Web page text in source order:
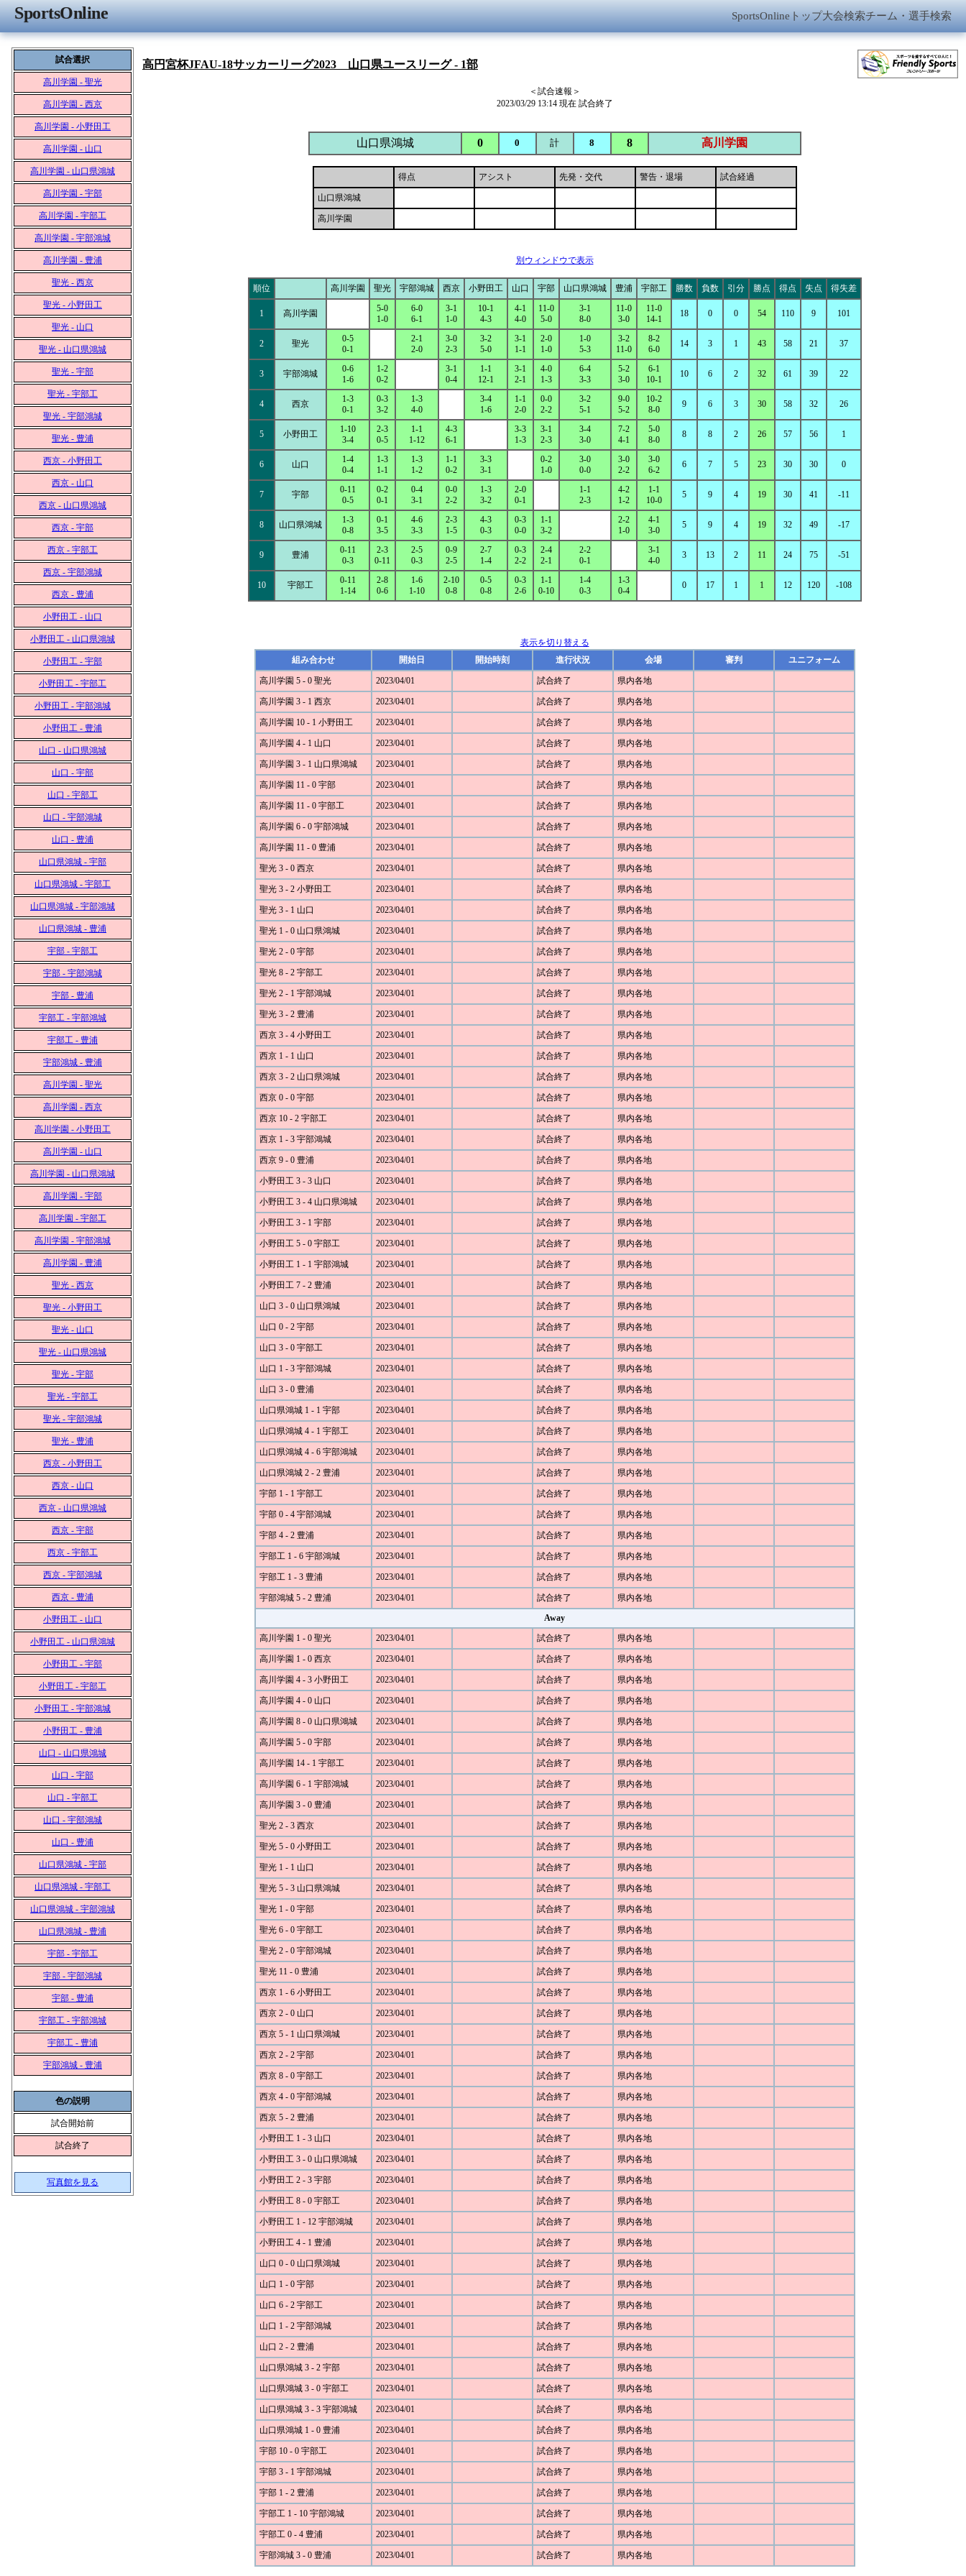
SportsOnline SportsOnlineトップ大会検索チーム・選手検索
試合選択
高川学園 - 聖光
高川学園 - 西京
高川学園 - 小野田工
高川学園 - 山口
高川学園 - 山口県鴻城
高川学園 - 宇部
高川学園 - 宇部工
高川学園 - 宇部鴻城
高川学園 - 豊浦
聖光 - 西京
聖光 - 小野田工
聖光 - 山口
聖光 - 山口県鴻城
聖光 - 宇部
聖光 - 宇部工
聖光 - 宇部鴻城
聖光 - 豊浦
西京 - 小野田工
西京 - 山口
西京 - 山口県鴻城
西京 - 宇部
西京 - 宇部工
西京 - 宇部鴻城
西京 - 豊浦
小野田工 - 山口
小野田工 - 山口県鴻城
小野田工 - 宇部
小野田工 - 宇部工
小野田工 - 宇部鴻城
小野田工 - 豊浦
山口 - 山口県鴻城
山口 - 宇部
山口 - 宇部工
山口 - 宇部鴻城
山口 - 豊浦
山口県鴻城 - 宇部
山口県鴻城 - 宇部工
山口県鴻城 - 宇部鴻城
山口県鴻城 - 豊浦
宇部 - 宇部工
宇部 - 宇部鴻城
宇部 - 豊浦
宇部工 - 宇部鴻城
宇部工 - 豊浦
宇部鴻城 - 豊浦
高川学園 - 聖光
高川学園 - 西京
高川学園 - 小野田工
高川学園 - 山口
高川学園 - 山口県鴻城
高川学園 - 宇部
高川学園 - 宇部工
高川学園 - 宇部鴻城
高川学園 - 豊浦
聖光 - 西京
聖光 - 小野田工
聖光 - 山口
聖光 - 山口県鴻城
聖光 - 宇部
聖光 - 宇部工
聖光 - 宇部鴻城
聖光 - 豊浦
西京 - 小野田工
西京 - 山口
西京 - 山口県鴻城
西京 - 宇部
西京 - 宇部工
西京 - 宇部鴻城
西京 - 豊浦
小野田工 - 山口
小野田工 - 山口県鴻城
小野田工 - 宇部
小野田工 - 宇部工
小野田工 - 宇部鴻城
小野田工 - 豊浦
山口 - 山口県鴻城
山口 - 宇部
山口 - 宇部工
山口 - 宇部鴻城
山口 - 豊浦
山口県鴻城 - 宇部
山口県鴻城 - 宇部工
山口県鴻城 - 宇部鴻城
山口県鴻城 - 豊浦
宇部 - 宇部工
宇部 - 宇部鴻城
宇部 - 豊浦
宇部工 - 宇部鴻城
宇部工 - 豊浦
宇部鴻城 - 豊浦
色の説明
試合開始前
試合終了
写真館を見る
高円宮杯JFAU-18サッカーリーグ2023 山口県ユースリーグ - 1部
＜試合速報＞
2023/03/29 13:14 現在 試合終了
山口県鴻城 0 0 計 8 8 高川学園
得点 アシスト 先発・交代 警告・退場 試合経過
山口県鴻城
高川学園
別ウィンドウで表示
順位 高川学園 聖光 宇部鴻城 西京 小野田工 山口 宇部 山口県鴻城 豊浦 宇部工 勝数 負数 引分 勝点 得点 失点 得失差
1 高川学園
5-0
1-0
6-0
6-1
3-1
1-0
10-1
4-3
4-1
4-0
11-0
5-0
3-1
8-0
11-0
3-0
11-0
14-1
18 0 0 54 110 9 101
2 聖光
0-5
0-1
2-1
2-0
3-0
2-3
3-2
5-0
3-1
1-1
2-0
1-0
1-0
5-3
3-2
11-0
8-2
6-0
14 3 1 43 58 21 37
3 宇部鴻城
0-6
1-6
1-2
0-2
3-1
0-4
1-1
12-1
3-1
2-1
4-0
1-3
6-4
3-3
5-2
3-0
6-1
10-1
10 6 2 32 61 39 22
4 西京
1-3
0-1
0-3
3-2
1-3
4-0
3-4
1-6
1-1
2-0
0-0
2-2
3-2
5-1
9-0
5-2
10-2
8-0
9 6 3 30 58 32 26
5 小野田工
1-10
3-4
2-3
0-5
1-1
1-12
4-3
6-1
3-3
1-3
3-1
2-3
3-4
3-0
7-2
4-1
5-0
8-0
8 8 2 26 57 56 1
6 山口
1-4
0-4
1-3
1-1
1-3
1-2
1-1
0-2
3-3
3-1
0-2
1-0
3-0
0-0
3-0
2-2
3-0
6-2
6 7 5 23 30 30 0
7 宇部
0-11
0-5
0-2
0-1
0-4
3-1
0-0
2-2
1-3
3-2
2-0
0-1
1-1
2-3
4-2
1-2
1-1
10-0
5 9 4 19 30 41 -11
8 山口県鴻城
1-3
0-8
0-1
3-5
4-6
3-3
2-3
1-5
4-3
0-3
0-3
0-0
1-1
3-2
2-2
1-0
4-1
3-0
5 9 4 19 32 49 -17
9 豊浦
0-11
0-3
2-3
0-11
2-5
0-3
0-9
2-5
2-7
1-4
0-3
2-2
2-4
2-1
2-2
0-1
3-1
4-0
3 13 2 11 24 75 -51
10 宇部工
0-11
1-14
2-8
0-6
1-6
1-10
2-10
0-8
0-5
0-8
0-3
2-6
1-1
0-10
1-4
0-3
1-3
0-4
0 17 1 1 12 120 -108
表示を切り替える
組み合わせ
開始日 開始時刻 進行状況 会場 審判 ユニフォーム
高川学園 5 - 0 聖光 2023/04/01 試合終了 県内各地
高川学園 3 - 1 西京 2023/04/01 試合終了 県内各地
高川学園 10 - 1 小野田工 2023/04/01 試合終了 県内各地
高川学園 4 - 1 山口 2023/04/01 試合終了 県内各地
高川学園 3 - 1 山口県鴻城 2023/04/01 試合終了 県内各地
高川学園 11 - 0 宇部 2023/04/01 試合終了 県内各地
高川学園 11 - 0 宇部工 2023/04/01 試合終了 県内各地
高川学園 6 - 0 宇部鴻城 2023/04/01 試合終了 県内各地
高川学園 11 - 0 豊浦 2023/04/01 試合終了 県内各地
聖光 3 - 0 西京 2023/04/01 試合終了 県内各地
聖光 3 - 2 小野田工 2023/04/01 試合終了 県内各地
聖光 3 - 1 山口 2023/04/01 試合終了 県内各地
聖光 1 - 0 山口県鴻城 2023/04/01 試合終了 県内各地
聖光 2 - 0 宇部 2023/04/01 試合終了 県内各地
聖光 8 - 2 宇部工 2023/04/01 試合終了 県内各地
聖光 2 - 1 宇部鴻城 2023/04/01 試合終了 県内各地
聖光 3 - 2 豊浦 2023/04/01 試合終了 県内各地
西京 3 - 4 小野田工 2023/04/01 試合終了 県内各地
西京 1 - 1 山口 2023/04/01 試合終了 県内各地
西京 3 - 2 山口県鴻城 2023/04/01 試合終了 県内各地
西京 0 - 0 宇部 2023/04/01 試合終了 県内各地
西京 10 - 2 宇部工 2023/04/01 試合終了 県内各地
西京 1 - 3 宇部鴻城 2023/04/01 試合終了 県内各地
西京 9 - 0 豊浦 2023/04/01 試合終了 県内各地
小野田工 3 - 3 山口 2023/04/01 試合終了 県内各地
小野田工 3 - 4 山口県鴻城 2023/04/01 試合終了 県内各地
小野田工 3 - 1 宇部 2023/04/01 試合終了 県内各地
小野田工 5 - 0 宇部工 2023/04/01 試合終了 県内各地
小野田工 1 - 1 宇部鴻城 2023/04/01 試合終了 県内各地
小野田工 7 - 2 豊浦 2023/04/01 試合終了 県内各地
山口 3 - 0 山口県鴻城 2023/04/01 試合終了 県内各地
山口 0 - 2 宇部 2023/04/01 試合終了 県内各地
山口 3 - 0 宇部工 2023/04/01 試合終了 県内各地
山口 1 - 3 宇部鴻城 2023/04/01 試合終了 県内各地
山口 3 - 0 豊浦 2023/04/01 試合終了 県内各地
山口県鴻城 1 - 1 宇部 2023/04/01 試合終了 県内各地
山口県鴻城 4 - 1 宇部工 2023/04/01 試合終了 県内各地
山口県鴻城 4 - 6 宇部鴻城 2023/04/01 試合終了 県内各地
山口県鴻城 2 - 2 豊浦 2023/04/01 試合終了 県内各地
宇部 1 - 1 宇部工 2023/04/01 試合終了 県内各地
宇部 0 - 4 宇部鴻城 2023/04/01 試合終了 県内各地
宇部 4 - 2 豊浦 2023/04/01 試合終了 県内各地
宇部工 1 - 6 宇部鴻城 2023/04/01 試合終了 県内各地
宇部工 1 - 3 豊浦 2023/04/01 試合終了 県内各地
宇部鴻城 5 - 2 豊浦 2023/04/01 試合終了
県内各地
Away
高川学園 1 - 0 聖光
2023/04/01 試合終了 県内各地
高川学園 1 - 0 西京 2023/04/01 試合終了 県内各地
高川学園 4 - 3 小野田工 2023/04/01 試合終了 県内各地
高川学園 4 - 0 山口 2023/04/01 試合終了 県内各地
高川学園 8 - 0 山口県鴻城 2023/04/01 試合終了 県内各地
高川学園 5 - 0 宇部 2023/04/01 試合終了 県内各地
高川学園 14 - 1 宇部工 2023/04/01 試合終了 県内各地
高川学園 6 - 1 宇部鴻城 2023/04/01 試合終了 県内各地
高川学園 3 - 0 豊浦 2023/04/01 試合終了 県内各地
聖光 2 - 3 西京 2023/04/01 試合終了 県内各地
聖光 5 - 0 小野田工 2023/04/01 試合終了 県内各地
聖光 1 - 1 山口 2023/04/01 試合終了 県内各地
聖光 5 - 3 山口県鴻城 2023/04/01 試合終了 県内各地
聖光 1 - 0 宇部 2023/04/01 試合終了 県内各地
聖光 6 - 0 宇部工 2023/04/01 試合終了 県内各地
聖光 2 - 0 宇部鴻城 2023/04/01 試合終了 県内各地
聖光 11 - 0 豊浦 2023/04/01 試合終了 県内各地
西京 1 - 6 小野田工 2023/04/01 試合終了 県内各地
西京 2 - 0 山口 2023/04/01 試合終了 県内各地
西京 5 - 1 山口県鴻城 2023/04/01 試合終了 県内各地
西京 2 - 2 宇部 2023/04/01 試合終了 県内各地
西京 8 - 0 宇部工 2023/04/01 試合終了 県内各地
西京 4 - 0 宇部鴻城 2023/04/01 試合終了 県内各地
西京 5 - 2 豊浦 2023/04/01 試合終了 県内各地
小野田工 1 - 3 山口 2023/04/01 試合終了 県内各地
小野田工 3 - 0 山口県鴻城 2023/04/01 試合終了 県内各地
小野田工 2 - 3 宇部 2023/04/01 試合終了 県内各地
小野田工 8 - 0 宇部工 2023/04/01 試合終了 県内各地
小野田工 1 - 12 宇部鴻城 2023/04/01 試合終了 県内各地
小野田工 4 - 1 豊浦 2023/04/01 試合終了 県内各地
山口 0 - 0 山口県鴻城 2023/04/01 試合終了 県内各地
山口 1 - 0 宇部 2023/04/01 試合終了 県内各地
山口 6 - 2 宇部工 2023/04/01 試合終了 県内各地
山口 1 - 2 宇部鴻城 2023/04/01 試合終了 県内各地
山口 2 - 2 豊浦 2023/04/01 試合終了 県内各地
山口県鴻城 3 - 2 宇部 2023/04/01 試合終了 県内各地
山口県鴻城 3 - 0 宇部工 2023/04/01 試合終了 県内各地
山口県鴻城 3 - 3 宇部鴻城 2023/04/01 試合終了 県内各地
山口県鴻城 1 - 0 豊浦 2023/04/01 試合終了 県内各地
宇部 10 - 0 宇部工 2023/04/01 試合終了 県内各地
宇部 3 - 1 宇部鴻城 2023/04/01 試合終了 県内各地
宇部 1 - 2 豊浦 2023/04/01 試合終了 県内各地
宇部工 1 - 10 宇部鴻城 2023/04/01 試合終了 県内各地
宇部工 0 - 4 豊浦 2023/04/01 試合終了 県内各地
宇部鴻城 3 - 0 豊浦 2023/04/01 試合終了 県内各地